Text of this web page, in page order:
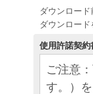
ダウンロー
ダウンロー
使用許諾契約
ご注意
す。）